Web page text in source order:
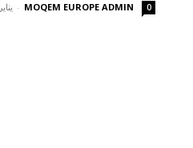
MOQEM EUROPE ADMIN
- يناير 26, 2026 0